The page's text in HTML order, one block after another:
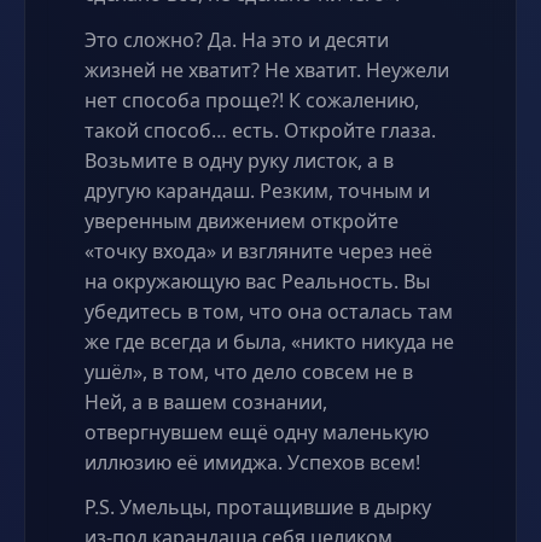
Это сложно? Да. На это и десяти
жизней не хватит? Не хватит. Неужели
нет способа проще?! К сожалению,
такой способ… есть. Откройте глаза.
Возьмите в одну руку листок, а в
другую карандаш. Резким, точным и
уверенным движением откройте
«точку входа» и взгляните через неё
на окружающую вас Реальность. Вы
убедитесь в том, что она осталась там
же где всегда и была, «никто никуда не
ушёл», в том, что дело совсем не в
Ней, а в вашем сознании,
отвергнувшем ещё одну маленькую
иллюзию её имиджа. Успехов всем!
P.S. Умельцы, протащившие в дырку